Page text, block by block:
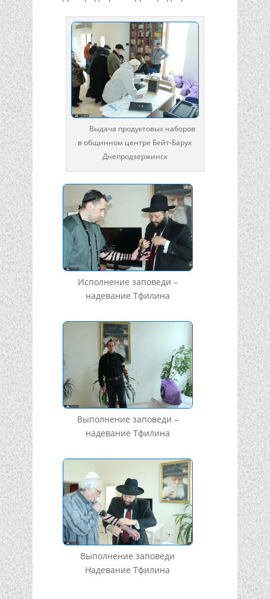
Выдача продуктовых наборов
в общинном центре Бейт-Барух
Днепродзержинск
Исполнение заповеди –
надевание Тфилина
Выполнение заповеди –
надевание Тфилина
Выполнение заповеди
Надевание Тфилина